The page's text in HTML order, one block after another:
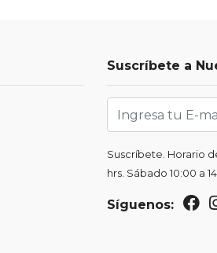
Suscríbete a
Suscríbete. Horario
hrs. Sábado 10:00 a
Síguenos: